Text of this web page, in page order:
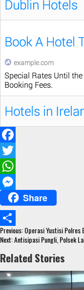
F
a
c
b
o
o
k
T
w
t
t
e
r
W
a
t
s
A
p
e
s
s
e
n
Share
S
a
r
Continue
Reading
Previous:Operasi Yustisi
Next:Antisipasi Pungli, Polsek
Related Stories